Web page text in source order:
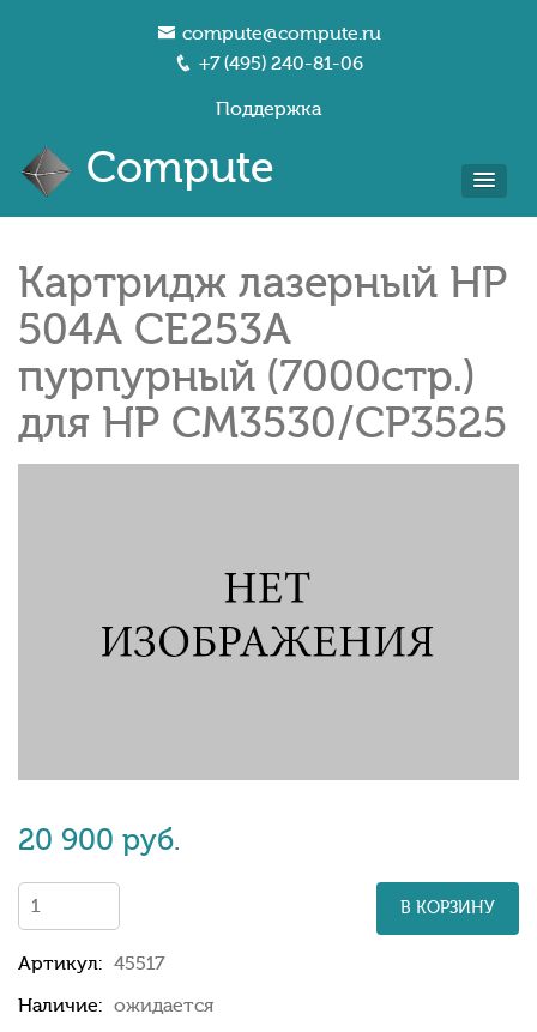
compute@compute.ru
+7 (495) 240-81-06
Поддержка
Compute
Картридж лазерный HP
504A CE253A
пурпурный (7000стр.)
для HP CM3530/CP3525
20 900 руб.
В КОРЗИНУ
Артикул: 45517
Наличие: ожидается